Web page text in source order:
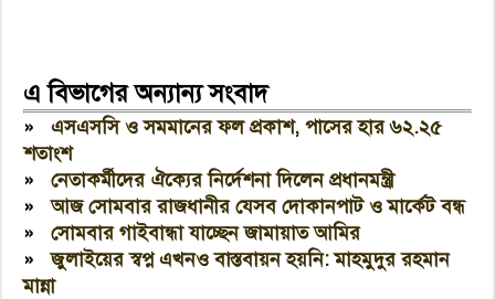
এ বিভাগের অন্যান্য সংবাদ
»এসএসসি ও সমমানের ফল প্রকাশ, পাসের হার ৬২.২৫
শতাংশ
»নেতাকর্মীদের ঐক্যের নির্দেশনা দিলেন প্রধানমন্ত্রী
»আজ সোমবার রাজধানীর যেসব দোকানপাট ও মার্কেট বন্ধ
»সোমবার গাইবান্ধা যাচ্ছেন জামায়াত আমির
»জুলাইয়ের স্বপ্ন এখনও বাস্তবায়ন হয়নি: মাহমুদুর রহমান
মান্না